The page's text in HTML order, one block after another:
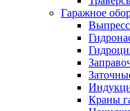
Гаражное
Краны